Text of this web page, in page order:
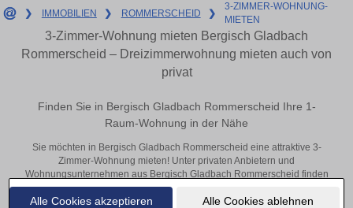
Alle Cookies akzeptieren Alle Cookies ablehnen
❯ IMMOBILIEN ❯ ROMMERSCHEID ❯
3-ZIMMER-WOHNUNG-
MIETEN
3-Zimmer-Wohnung mieten Bergisch Gladbach
Rommerscheid – Dreizimmerwohnung mieten auch von
privat
Finden Sie in Bergisch Gladbach Rommerscheid Ihre 1-
Raum-Wohnung in der Nähe
Sie möchten in Bergisch Gladbach Rommerscheid eine attraktive 3-
Zimmer-Wohnung mieten! Unter privaten Anbietern und
Wohnungsunternehmen aus Bergisch Gladbach Rommerscheid finden
Sie Ihre Dreizimmerwohnung. Mit ein paar Klicks zu Ihrer 3-Raum-
Wohnung in der Nähe.